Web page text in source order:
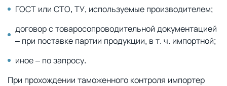
ГОСТ или СТО, ТУ, используемые производителем;
договор с товаросопроводительной документацией
– при поставке партии продукции, в т. ч. импортной;
иное – по запросу.
При прохождении таможенного контроля импортер